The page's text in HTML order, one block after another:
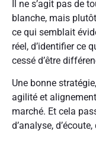
Il ne s’agit pas de
blanche, mais
ce qui semblait
réel, d’identifier ce
cessé d’être
Une bonne
agilité et
marché. Et cela
d’analyse,